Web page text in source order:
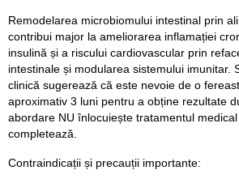
Remodelarea microbiomului intestinal prin
contribui major la ameliorarea inflamației
insulină și a riscului cardiovascular prin
intestinale și modularea sistemului imunitar.
clinică sugerează că este nevoie de o
aproximativ 3 luni pentru a obține rezultate
abordare NU înlocuiește tratamentul
completează.
Contraindicații și precauții importante: